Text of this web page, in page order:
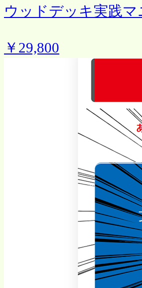
ウッドデッキ実践
￥29,800